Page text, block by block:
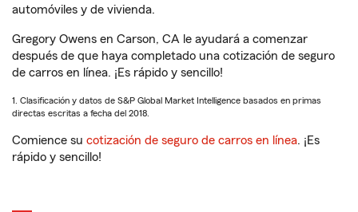
automóviles y de vivienda.
Gregory Owens en Carson, CA le ayudará a comenzar
después de que haya completado una cotización de seguro
de carros en línea. ¡Es rápido y sencillo!
1. Clasificación y datos de S&P Global Market Intelligence basados en primas
directas escritas a fecha del 2018.
Comience su cotización de seguro de carros en línea. ¡Es
rápido y sencillo!